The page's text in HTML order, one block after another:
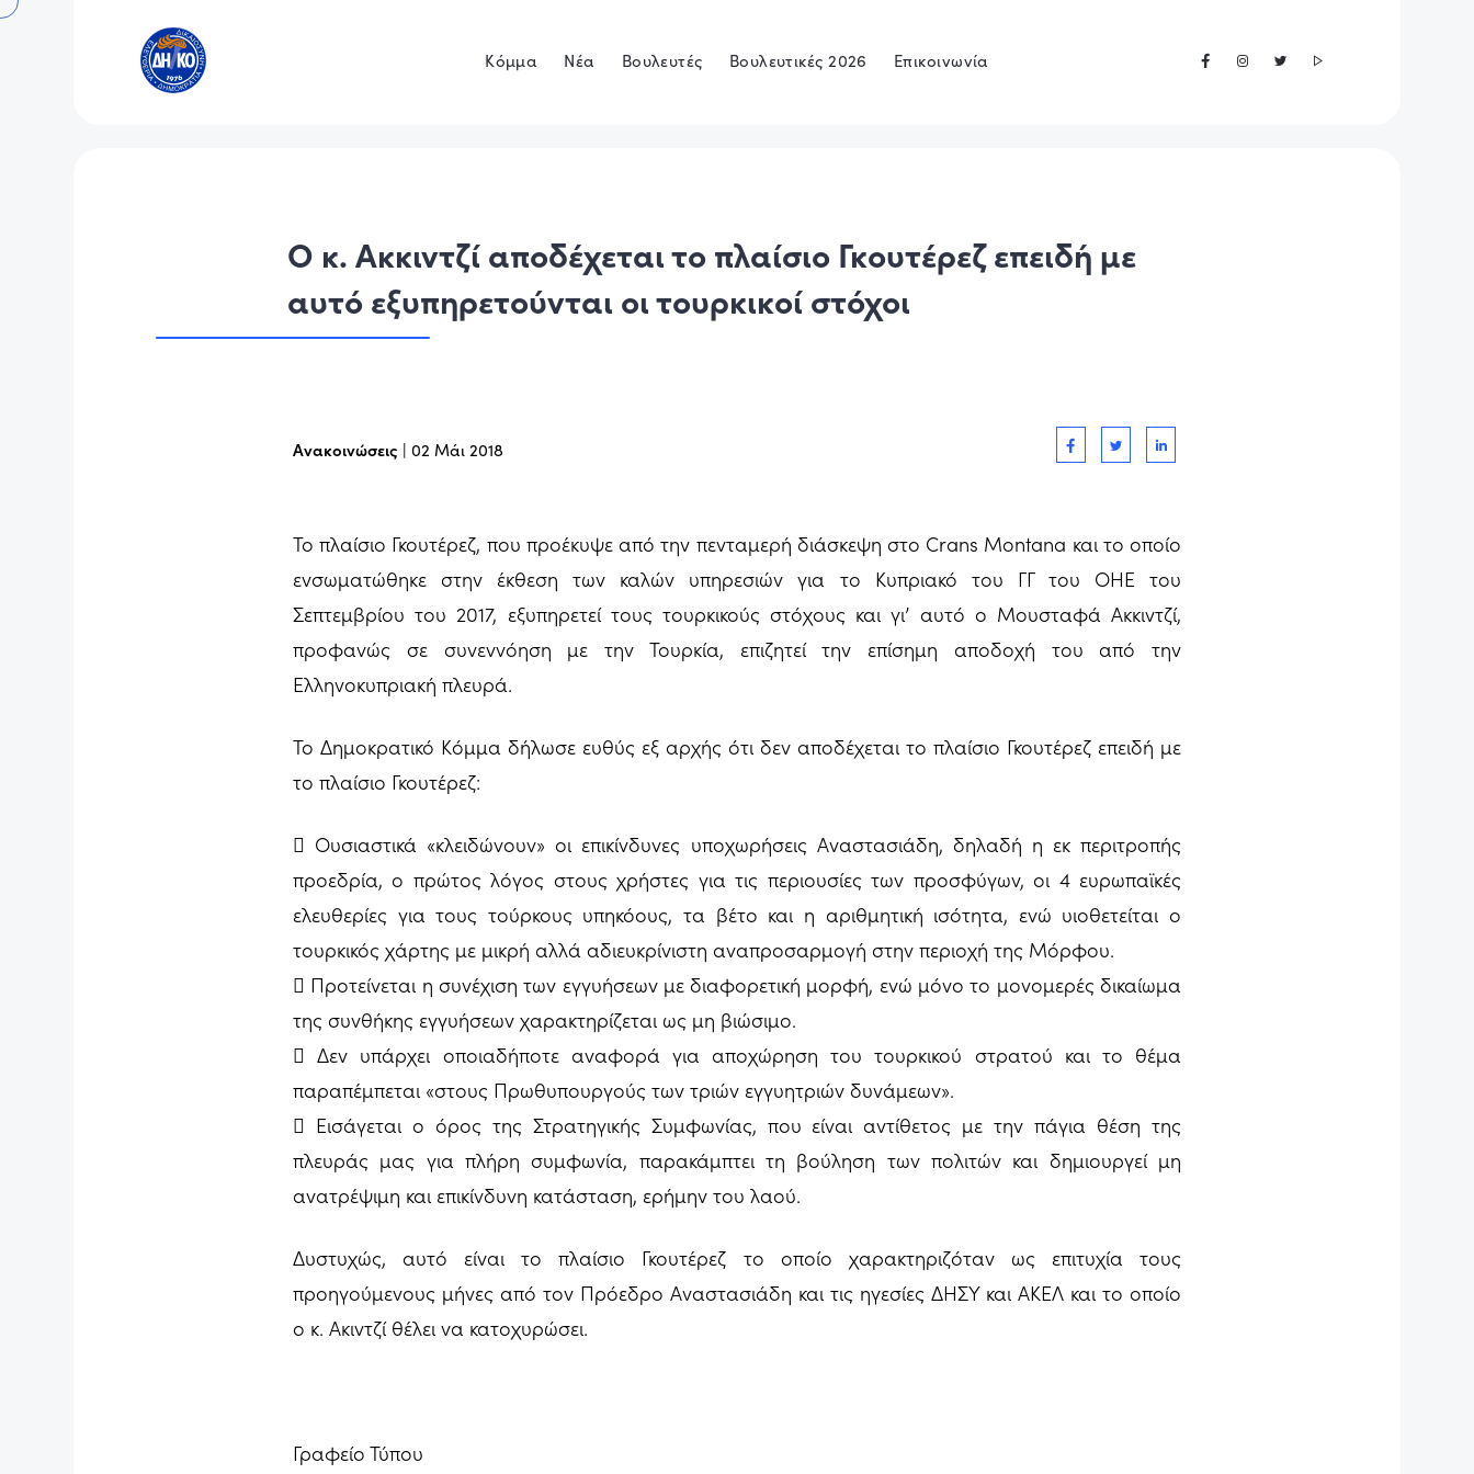
Κόμμα Νέα Βουλευτές Βουλευτικές 2026 Επικοινωνία
Ο κ. Ακκιντζί αποδέχεται το πλαίσιο Γκουτέρεζ επειδή με
αυτό εξυπηρετούνται οι τουρκικοί στόχοι
Ανακοινώσεις | 02 Μάι 2018
Το πλαίσιο Γκουτέρεζ, που προέκυψε από την πενταμερή διάσκεψη στο Crans Montana και το οποίο
ενσωματώθηκε στην έκθεση των καλών υπηρεσιών για το Κυπριακό του ΓΓ του ΟΗΕ του
Σεπτεμβρίου του 2017, εξυπηρετεί τους τουρκικούς στόχους και γι’ αυτό ο Μουσταφά Ακκιντζί,
προφανώς σε συνεννόηση με την Τουρκία, επιζητεί την επίσημη αποδοχή του από την
Ελληνοκυπριακή πλευρά.
Το Δημοκρατικό Κόμμα δήλωσε ευθύς εξ αρχής ότι δεν αποδέχεται το πλαίσιο Γκουτέρεζ επειδή με
το πλαίσιο Γκουτέρεζ:
 Ουσιαστικά «κλειδώνουν» οι επικίνδυνες υποχωρήσεις Αναστασιάδη, δηλαδή η εκ περιτροπής
προεδρία, ο πρώτος λόγος στους χρήστες για τις περιουσίες των προσφύγων, οι 4 ευρωπαϊκές
ελευθερίες για τους τούρκους υπηκόους, τα βέτο και η αριθμητική ισότητα, ενώ υιοθετείται ο
τουρκικός χάρτης με μικρή αλλά αδιευκρίνιστη αναπροσαρμογή στην περιοχή της Μόρφου.
 Προτείνεται η συνέχιση των εγγυήσεων με διαφορετική μορφή, ενώ μόνο το μονομερές δικαίωμα
της συνθήκης εγγυήσεων χαρακτηρίζεται ως μη βιώσιμο.
 Δεν υπάρχει οποιαδήποτε αναφορά για αποχώρηση του τουρκικού στρατού και το θέμα
παραπέμπεται «στους Πρωθυπουργούς των τριών εγγυητριών δυνάμεων».
 Εισάγεται ο όρος της Στρατηγικής Συμφωνίας, που είναι αντίθετος με την πάγια θέση της
πλευράς μας για πλήρη συμφωνία, παρακάμπτει τη βούληση των πολιτών και δημιουργεί μη
ανατρέψιμη και επικίνδυνη κατάσταση, ερήμην του λαού.
Δυστυχώς, αυτό είναι το πλαίσιο Γκουτέρεζ το οποίο χαρακτηριζόταν ως επιτυχία τους
προηγούμενους μήνες από τον Πρόεδρο Αναστασιάδη και τις ηγεσίες ΔΗΣΥ και ΑΚΕΛ και το οποίο
ο κ. Ακιντζί θέλει να κατοχυρώσει.
Γραφείο Τύπου